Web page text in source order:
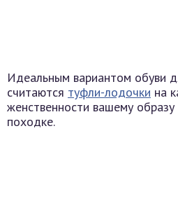
Идеальным вариантом обуви
считаются туфли-лодочки на
женственности вашему
походке.